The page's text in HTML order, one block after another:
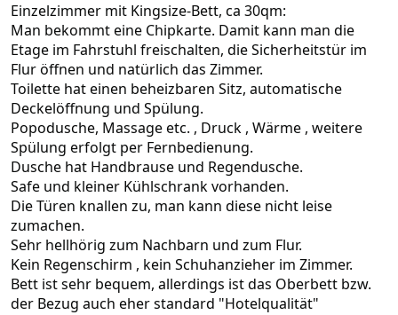
Einzelzimmer mit Kingsize-Bett, ca 30qm:
Man bekommt eine Chipkarte. Damit kann man die
Etage im Fahrstuhl freischalten, die Sicherheitstür im
Flur öffnen und natürlich das Zimmer.
Toilette hat einen beheizbaren Sitz, automatische
Deckelöffnung und Spülung.
Popodusche, Massage etc. , Druck , Wärme , weitere
Spülung erfolgt per Fernbedienung.
Dusche hat Handbrause und Regendusche.
Safe und kleiner Kühlschrank vorhanden.
Die Türen knallen zu, man kann diese nicht leise
zumachen.
Sehr hellhörig zum Nachbarn und zum Flur.
Kein Regenschirm , kein Schuhanzieher im Zimmer.
Bett ist sehr bequem, allerdings ist das Oberbett bzw.
der Bezug auch eher standard "Hotelqualität"